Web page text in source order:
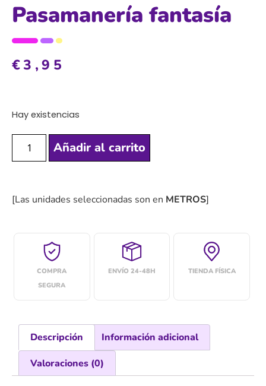
Pasamanería fantasía
€3,95
Hay existencias
Añadir al carrito
[Las unidades seleccionadas son en METROS]
COMPRA
SEGURA
ENVÍO 24-48H TIENDA FÍSICA
Descripción
Información adicional
Valoraciones (0)